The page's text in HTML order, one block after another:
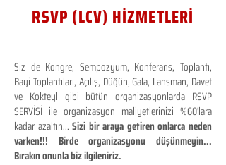
RSVP (LCV) HİZMETLERİ
Siz de Kongre, Sempozyum, Konferans, Toplantı,
Bayi Toplantıları, Açılış, Düğün, Gala, Lansman, Davet
ve Kokteyl gibi bütün organizasyonlarda RSVP
SERVİSİ ile organizasyon maliyetlerinizi %60'lara
kadar azaltın...Sizi bir araya getiren onlarca neden
varken!!! Birde organizasyonu düşünmeyin...
Bırakın onunla biz ilgileniriz.